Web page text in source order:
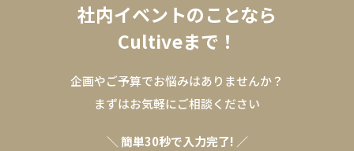
社内イベントのことなら
Cultiveまで！
企画やご予算でお悩みはありませんか？
まずはお気軽にご相談ください
＼ 簡単30秒で入力完了! ／